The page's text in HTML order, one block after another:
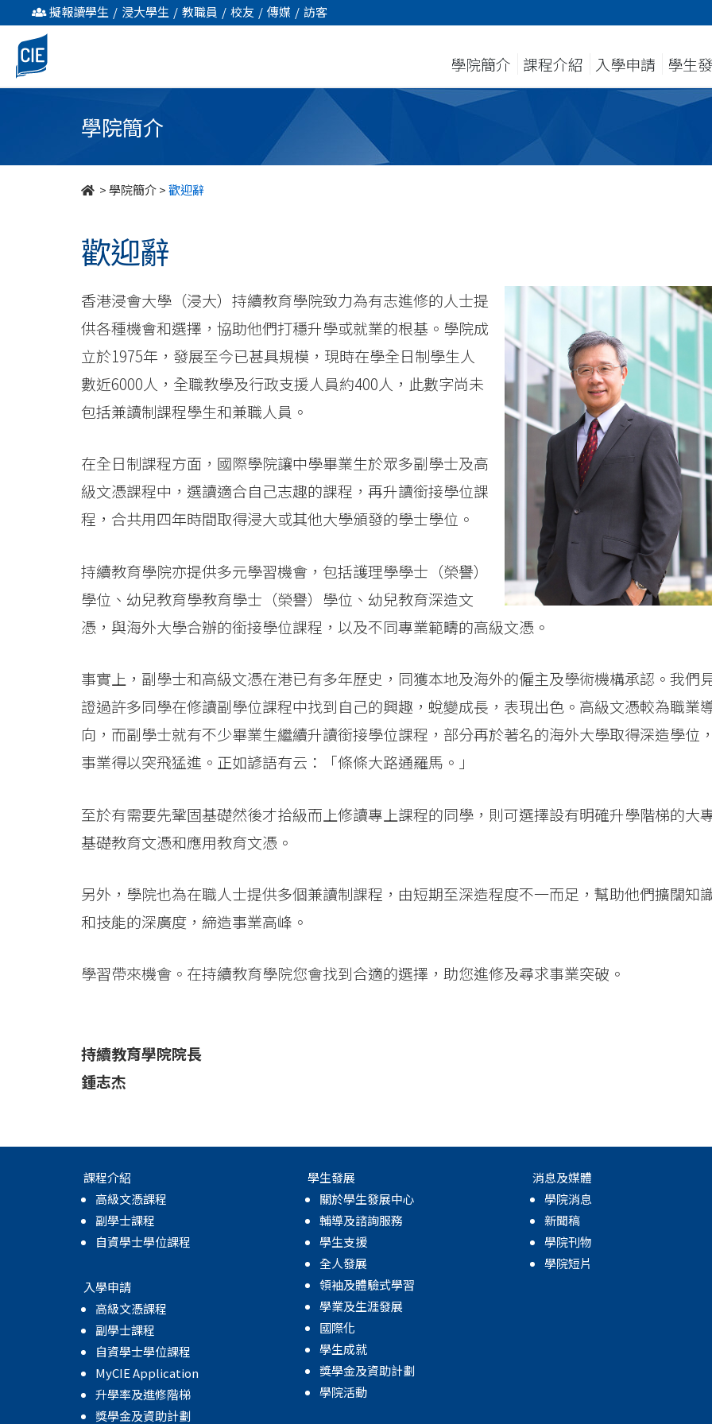
歡
迎
辭
擬報讀學生 / 浸大學生 / 教職員 / 校友 / 傳媒 / 訪客
學院簡介 課程介紹 入學申請 學生
學院簡介
>學院簡介>歡迎辭
歡迎辭
香港浸會大學（浸大）持續教育學院致力為有志進修的人士提
供各種機會和選擇，協助他們打穩升學或就業的根基。學院成
立於1975年，發展至今已甚具規模，現時在學全日制學生人
數近6000人，全職教學及行政支援人員約400人，此數字尚未
包括兼讀制課程學生和兼職人員。
在全日制課程方面，國際學院讓中學畢業生於眾多副學士及高
級文憑課程中，選讀適合自己志趣的課程，再升讀銜接學位課
程，合共用四年時間取得浸大或其他大學頒發的學士學位。
持續教育學院亦提供多元學習機會，包括護理學學士（榮譽）
學位、幼兒教育學教育學士（榮譽）學位、幼兒教育深造文
憑，與海外大學合辦的銜接學位課程，以及不同專業範疇的高級文憑。
事實上，副學士和高級文憑在港已有多年歷史，同獲本地及海外的僱主及學術機構承認。我們
證過許多同學在修讀副學位課程中找到自己的興趣，蛻變成長，表現出色。高級文憑較為職業
向，而副學士就有不少畢業生繼續升讀銜接學位課程，部分再於著名的海外大學取得深造學位，
事業得以突飛猛進。正如諺語有云：「條條大路通羅馬。」
至於有需要先鞏固基礎然後才拾級而上修讀專上課程的同學，則可選擇設有明確升學階梯的大
基礎教育文憑和應用教育文憑。
另外，學院也為在職人士提供多個兼讀制課程，由短期至深造程度不一而足，幫助他們擴闊知
和技能的深廣度，締造事業高峰。
學習帶來機會。在持續教育學院您會找到合適的選擇，助您進修及尋求事業突破。
持續教育學院院長
鍾志杰
課程介紹
高級文憑課程
副學士課程
自資學士學位課程
入學申請
高級文憑課程
副學士課程
自資學士學位課程
MyCIE Application
升學率及進修階梯
獎學金及資助計劃
學生發展
關於學生發展中心
輔導及諮詢服務
學生支援
全人發展
領袖及體驗式學習
學業及生涯發展
國際化
學生成就
獎學金及資助計劃
學院活動
消息及媒體
學院消息
新聞稿
學院刊物
學院短片